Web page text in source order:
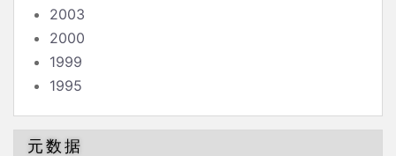
2003
2000
1999
1995
元数据